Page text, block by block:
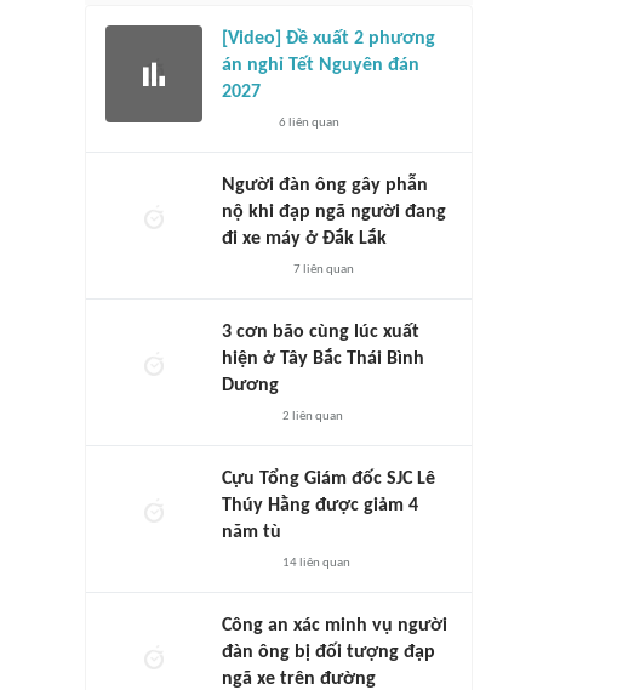
[Video] Đề xuất 2 phương
án nghỉ Tết Nguyên đán
2027
6 liên quan
Người đàn ông gây phẫn
nộ khi đạp ngã người đang
đi xe máy ở Đắk Lắk
7liên quan
3 cơn bão cùng lúc xuất
hiện ở Tây Bắc Thái Bình
Dương
2 liên quan
Cựu Tổng Giám đốc SJC Lê
Thúy Hằng được giảm 4
năm tù
14 liên quan
Công an xác minh vụ người
đàn ông bị đối tượng đạp
ngã xe trên đường